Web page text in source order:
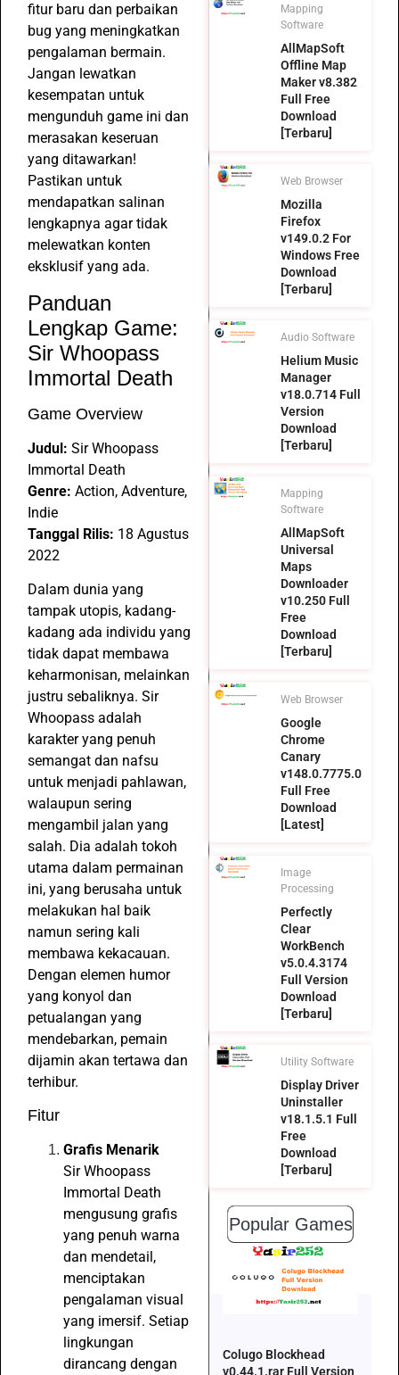
fitur baru dan perbaikan
bug yang meningkatkan
pengalaman bermain.
Jangan lewatkan
kesempatan untuk
mengunduh game ini dan
merasakan keseruan
yang ditawarkan!
Pastikan untuk
mendapatkan salinan
lengkapnya agar tidak
melewatkan konten
eksklusif yang ada.
Panduan
Lengkap Game:
Sir Whoopass
Immortal Death
Game Overview
Judul: Sir Whoopass
Immortal Death
Genre: Action, Adventure,
Indie
Tanggal Rilis: 18 Agustus
2022
Dalam dunia yang
tampak utopis, kadang-
kadang ada individu yang
tidak dapat membawa
keharmonisan, melainkan
justru sebaliknya. Sir
Whoopass adalah
karakter yang penuh
semangat dan nafsu
untuk menjadi pahlawan,
walaupun sering
mengambil jalan yang
salah. Dia adalah tokoh
utama dalam permainan
ini, yang berusaha untuk
melakukan hal baik
namun sering kali
membawa kekacauan.
Dengan elemen humor
yang konyol dan
petualangan yang
mendebarkan, pemain
dijamin akan tertawa dan
terhibur.
Fitur
Grafis Menarik
Sir Whoopass
Immortal Death
mengusung grafis
yang penuh warna
dan mendetail,
menciptakan
pengalaman visual
yang imersif. Setiap
lingkungan
dirancang dengan
Mapping
Software
AllMapSoft
Offline Map
Maker v8.382
Full Free
Download
[Terbaru]
Web Browser
Mozilla
Firefox
v149.0.2 For
Windows Free
Download
[Terbaru]
Audio Software
Helium Music
Manager
v18.0.714 Full
Version
Download
[Terbaru]
Mapping
Software
AllMapSoft
Universal
Maps
Downloader
v10.250 Full
Free
Download
[Terbaru]
Web Browser
Google
Chrome
Canary
v148.0.7775.0
Full Free
Download
[Latest]
Image
Processing
Perfectly
Clear
WorkBench
v5.0.4.3174
Full Version
Download
[Terbaru]
Utility Software
Display Driver
Uninstaller
v18.1.5.1 Full
Free
Download
[Terbaru]
Popular Games
Colugo Blockhead
v0.44.1.rar Full Version